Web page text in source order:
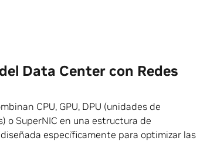
Data Center con Redes
CPU, GPU, DPU (unidades de
o SuperNIC en una estructura de
específicamente para optimizar las